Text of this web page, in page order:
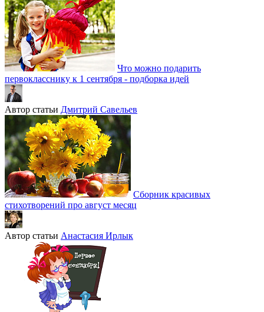
Что можно подарить
первокласснику к 1 сентября - подборка идей
Автор статьи Дмитрий Савельев
Сборник красивых
стихотворений про август месяц
Автор статьи Анастасия Ирлык